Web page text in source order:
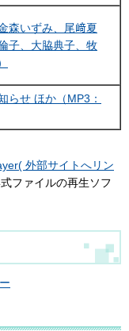
森いずみ、尾﨑夏
子、大脇典子、牧
らせ ほか（MP3：
外部サイトへリン
ファイルの再生ソフ